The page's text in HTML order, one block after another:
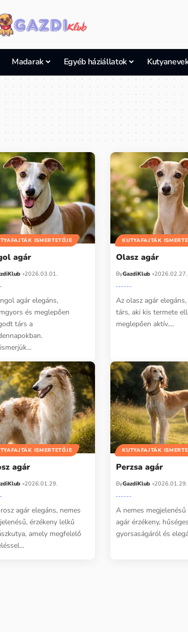
Madarak Egyéb háziállatok
ISMERTETŐJE
agár
2026.03.01.
agár elegáns,
és meglepően
társ a
KUTYAFAJTÁK
Olasz agár
ByGazdiKlub 2026.02.27.
Az olasz agár
társ, aki kis termete
meglepően aktív.…
ISMERTETŐJE
agár
2026.01.29.
agár elegáns, nemes
érzékeny lelkű
amely megfelelő
KUTYAFAJTÁK
Perzsa agár
ByGazdiKlub 2026.01.29.
A nemes megjelenésű
agár érzékeny,
gyorsaságáról és